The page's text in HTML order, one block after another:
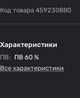
Код товара 459230880
Характеристики
ПВ : ПВ 60 %
Все характеристики